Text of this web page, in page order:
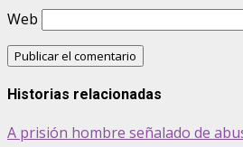
Web
Historias relacionadas
A prisión hombre señalado de